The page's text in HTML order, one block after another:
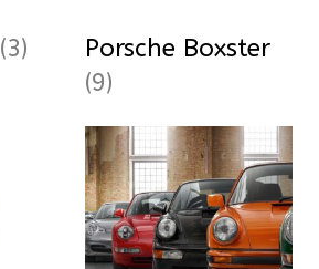
(3)
Porsche Boxster
(9)